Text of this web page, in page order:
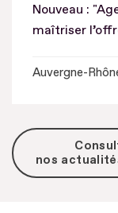
Nouveau :
maîtriser
Auvergne-
nos